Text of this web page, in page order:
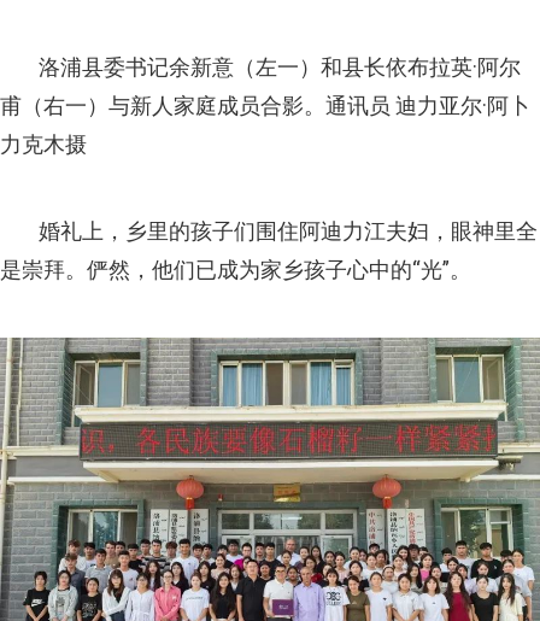
洛浦县委书记余新意（左一）和县长依布拉英·阿尔
甫（右一）与新人家庭成员合影。通讯员 迪力亚尔·阿卜
力克木摄
婚礼上，乡里的孩子们围住阿迪力江夫妇，眼神里全
是崇拜。俨然，他们已成为家乡孩子心中的“光”。